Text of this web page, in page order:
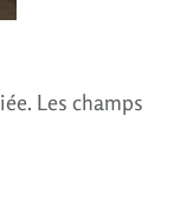
Les champs